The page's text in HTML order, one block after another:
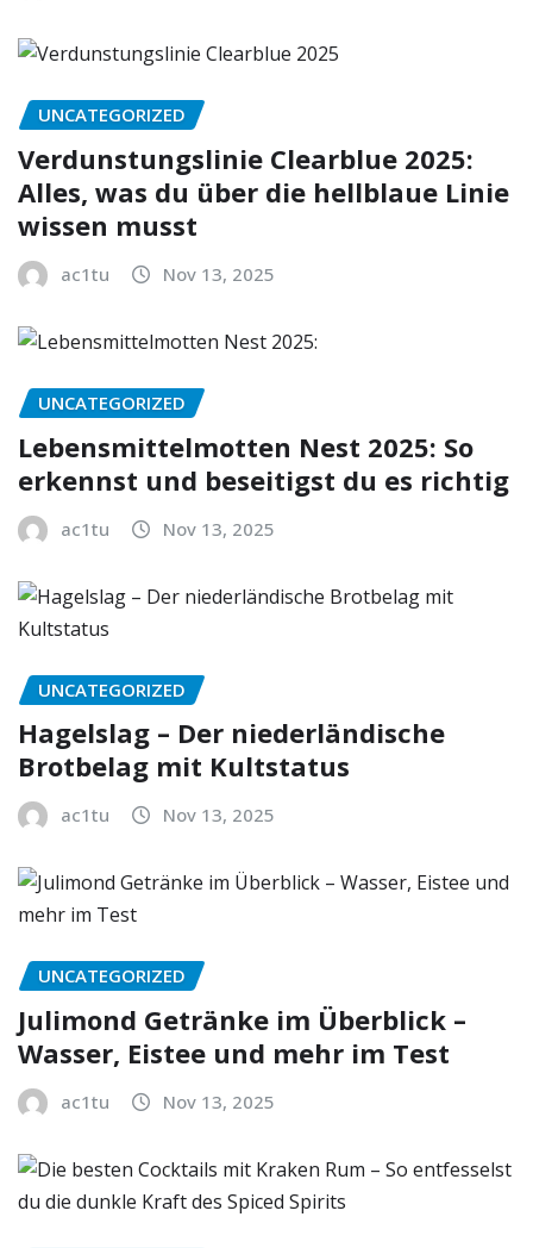
UNCATEGORIZED
Verdunstungslinie Clearblue 2025:
Alles, was du über die hellblaue Linie
wissen musst
ac1tu Nov 13, 2025
UNCATEGORIZED
Lebensmittelmotten Nest 2025: So
erkennst und beseitigst du es richtig
ac1tu Nov 13, 2025
UNCATEGORIZED
Hagelslag – Der niederländische
Brotbelag mit Kultstatus
ac1tu Nov 13, 2025
UNCATEGORIZED
Julimond Getränke im Überblick –
Wasser, Eistee und mehr im Test
ac1tu Nov 13, 2025